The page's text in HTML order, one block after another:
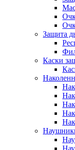
Защита
Каски